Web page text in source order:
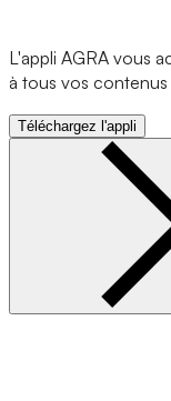
L'appli AGRA vous
à tous vos
Téléchargez l'appli